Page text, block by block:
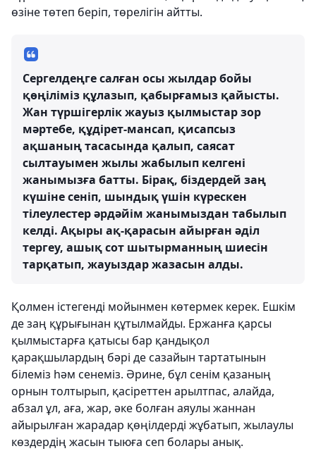
өзіне төтеп беріп, төрелігін айтты.
Сергелдеңге салған осы жылдар бойы
қөңіліміз құлазып, қабырғамыз қайысты.
Жан түршігерлік жауыз қылмыстар зор
мәртебе, құдірет-мансап, қисапсыз
ақшаның тасасында қалып, саясат
сылтауымен жылы жабылып келгені
жанымызға батты. Бірақ, біздердей заң
күшіне сеніп, шындық үшін күрескен
тілеулестер әрдәйім жанымыздан табылып
келді. Ақыры ақ-қарасын айырған әділ
тергеу, ашық сот шытырманның шиесін
тарқатып, жауыздар жазасын алды.
Қолмен істегенді мойынмен көтермек керек. Ешкім
де заң құрығынан құтылмайды. Ержанға қарсы
қылмыстарға қатысы бар қандықол
қарақшылардың бәрі де сазайын тартатынын
білеміз һәм сенеміз. Әрине, бұл сенім қазаның
орнын толтырып, қасіреттен арылтпас, алайда,
абзал ұл, аға, жар, әке болған аяулы жаннан
айырылған жарадар қөңілдерді жұбатып, жылаулы
көздердің жасын тыюға сеп болары анық.